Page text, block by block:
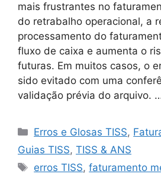
mais frustrantes no
do retrabalho operacional, a
processamento do
fluxo de caixa e aumenta o
futuras. Em muitos casos, o
sido evitado com uma
validação prévia do arquivo.
Categorias
Erros e Glosas TISS,
Guias TISS, TISS & ANS
Tags
erros TISS,faturamento